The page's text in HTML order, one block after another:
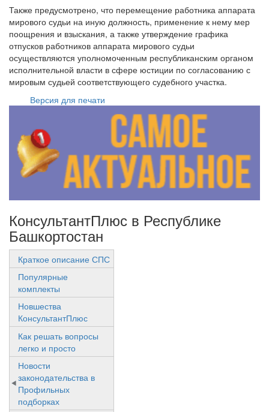
Также предусмотрено, что перемещение работника аппарата
мирового судьи на иную должность, применение к нему мер
поощрения и взыскания, а также утверждение графика
отпусков работников аппарата мирового судьи
осуществляются уполномоченным республиканским органом
исполнительной власти в сфере юстиции по согласованию с
мировым судьей соответствующего судебного участка.
Версия для печати
КонсультантПлюс в Республике
Башкортостан
Краткое описание СПС
Популярные
комплекты
Новшества
КонсультантПлюс
Как решать вопросы
легко и просто
Новости
законодательства в
Профильных
подборках